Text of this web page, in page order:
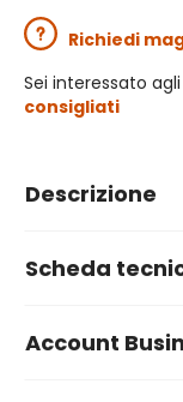
Richiedi
Sei interessato
consigliati
Descrizione
Scheda
Account